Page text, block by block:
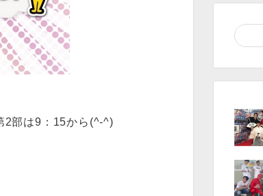
2部は9：15から(^-^)